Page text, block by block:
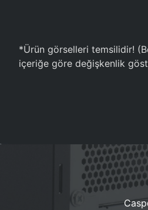
*Ürün görselleri temsilidir!
içeriğe göre değişkenlik